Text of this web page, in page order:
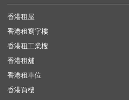
香港租屋
香港租寫字樓
香港租工業樓
香港租舖
香港租車位
香港買樓